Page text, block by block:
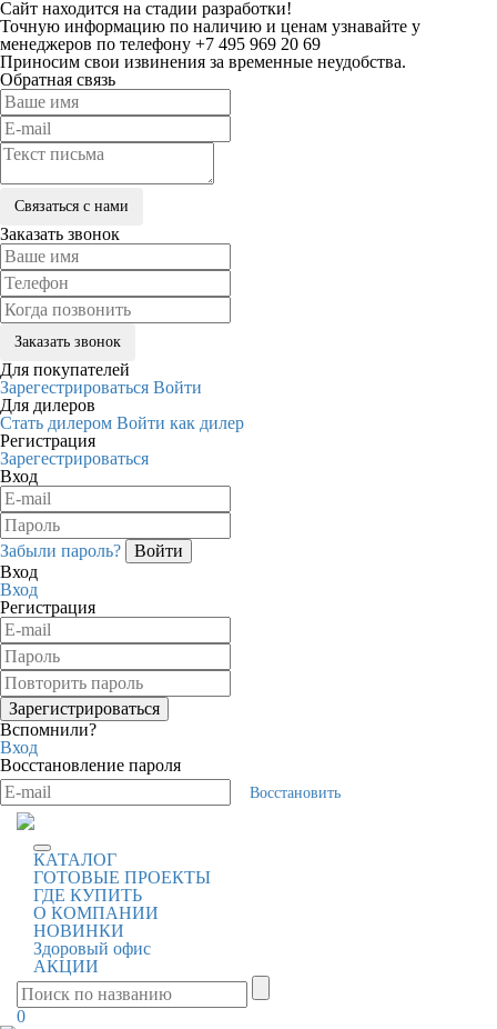
Сайт находится на стадии разработки!
Точную информацию по наличию и ценам узнавайте у
менеджеров по телефону +7 495 969 20 69
Приносим свои извинения за временные неудобства.
Обратная связь
Заказать звонок
Для покупателей
Зарегестрироваться Войти
Для дилеров
Стать дилером Войти как дилер
Регистрация
Зарегестрироваться
Вход
Забыли пароль?
Вход
Вход
Регистрация
Вспомнили?
Вход
Восстановление пароля
Восстановить
КАТАЛОГ
ГОТОВЫЕ ПРОЕКТЫ
ГДЕ КУПИТЬ
О КОМПАНИИ
НОВИНКИ
Здоровый офис
АКЦИИ
0